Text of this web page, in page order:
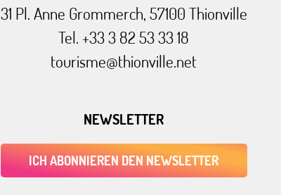
31 Pl. Anne Grommerch, 57100 Thionville
Tel. +33 3 82 53 33 18
tourisme@thionville.net
NEWSLETTER
ICH ABONNIEREN DEN NEWSLETTER